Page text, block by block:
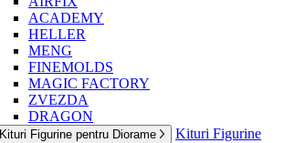
ACADEMY
HELLER
MENG
FINEMOLDS
MAGIC FACTORY
ZVEZDA
DRAGON
Kituri Figurine pentru Diorame
Kituri Figurine